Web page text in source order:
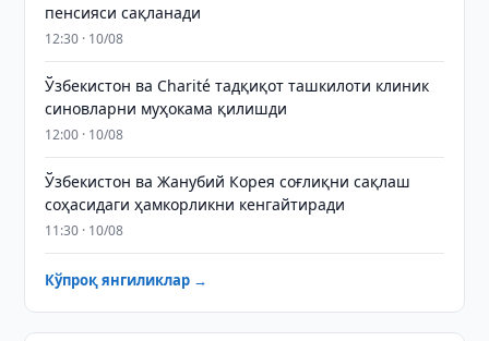
пенсияси сақланади
12:30 · 10/08
Ўзбекистон ва Charité тадқиқот ташкилоти клиник
синовларни муҳокама қилишди
12:00 · 10/08
Ўзбекистон ва Жанубий Корея соғлиқни сақлаш
соҳасидаги ҳамкорликни кенгайтиради
11:30 · 10/08
Кўпроқ янгиликлар →